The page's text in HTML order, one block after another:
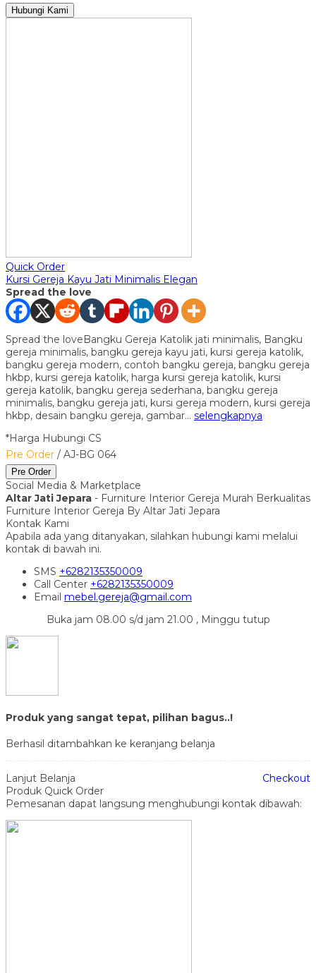
Hubungi Kami
Quick Order
Kursi Gereja Kayu Jati Minimalis Elegan
Spread the love
Spread the loveBangku Gereja Katolik jati minimalis, Bangku
gereja minimalis, bangku gereja kayu jati, kursi gereja katolik,
bangku gereja modern, contoh bangku gereja, bangku gereja
hkbp, kursi gereja katolik, harga kursi gereja katolik, kursi
gereja katolik, bangku gereja sederhana, bangku gereja
minimalis, bangku gereja jati, kursi gereja modern, kursi gereja
hkbp, desain bangku gereja, gambar… selengkapnya
*Harga Hubungi CS
Pre Order / AJ-BG 064
Pre Order
Social Media & Marketplace
Altar Jati Jepara - Furniture Interior Gereja Murah Berkualitas
Furniture Interior Gereja By Altar Jati Jepara
Kontak Kami
Apabila ada yang ditanyakan, silahkan hubungi kami melalui
kontak di bawah ini.
SMS +6282135350009
Call Center +6282135350009
Email mebel.gereja@gmail.com
Buka jam 08.00 s/d jam 21.00 , Minggu tutup
Produk yang sangat tepat, pilihan bagus..!
Berhasil ditambahkan ke keranjang belanja
Lanjut Belanja
Checkout
Produk Quick Order
Pemesanan dapat langsung menghubungi kontak dibawah: